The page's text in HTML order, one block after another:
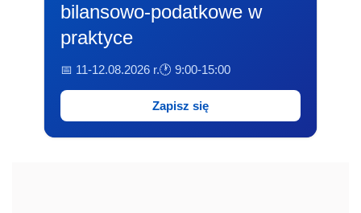
bilansowo-podatkowe w
praktyce
📅 11-12.08.2026 r.🕐 9:00-15:00
Zapisz się